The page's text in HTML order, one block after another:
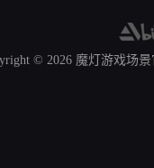
© 2026魔灯游戏场景